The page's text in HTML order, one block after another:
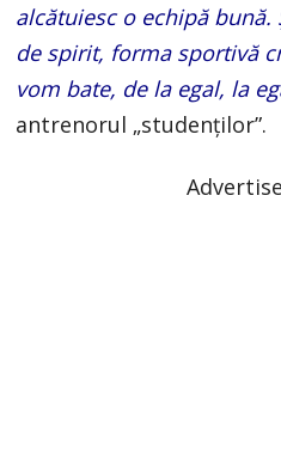
alcătuiesc o echipă bună.
de spirit, forma sportivă
vom bate, de la egal, la
antrenorul „studenților”.